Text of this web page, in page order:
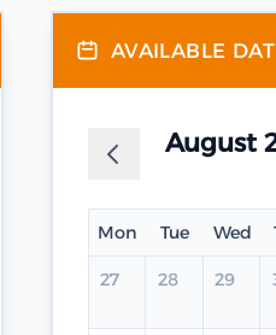
AVAILABLE
August
Mon Tue Wed
27 28 29